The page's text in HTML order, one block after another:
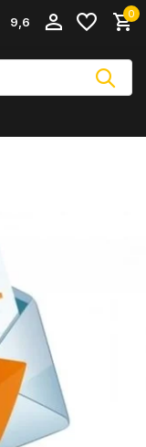
9,6
0